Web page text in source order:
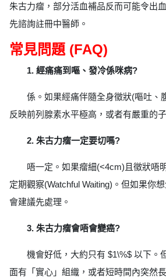
朱古力瘤，部分活血補品反而可能令出
先諮詢註冊中醫師。
常見問題 (FAQ)
1. 經痛痛到嘔、發冷係咪病?
係。如果經痛伴隨全身徵狀(嘔吐、
反映前列腺素水平極高，或者有嚴重的
2. 朱古力瘤一定要切嗎?
唔一定。如果瘤細(<4cm)且徵狀唔
定期觀察(Watchful Waiting)。但如果你
會建議先處理。
3. 朱古力瘤會唔會變癌?
機會好低，大約只有 $1\%$ 以下。
面有「實心」組織，或者短時間內突然